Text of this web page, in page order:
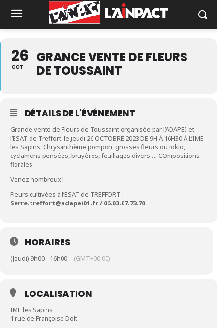
26
OCT
GRANCE VENTE DE FLEURS
DE TOUSSAINT
DÉTAILS DE L'ÉVÉNEMENT
Grande vente de Fleurs de Toussaint organisée par l’ADAPEI et
l’ESAT de Treffort, le jeudi 26 OCTOBRE 2023 DE 9H À 16H30 À L’IME
les Sapins. Chrysanthème pompon, grosses fleurs ou tokio,
cyclamens pensées, bruyères, feuillages divers … COmpositions
florales.
Venez nombreux !
Fleurs cultivées à l’ESAT de TREFFORT :
Serre.treffort@adapei01.fr / 06.03.07.73.70
HORAIRES
(Jeudi) 9h00 - 16h00 (GMT+00:00)
LOCALISATION
IME les Sapins
1 rue de Françoise Dolt